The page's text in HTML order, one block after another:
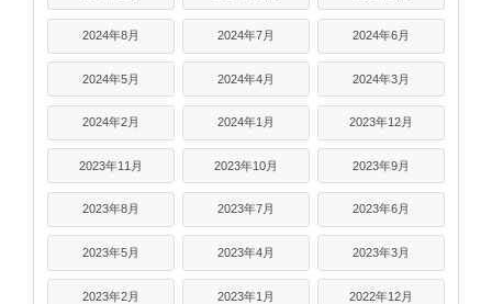
2024年8月 2024年7月 2024年6月
2024年5月 2024年4月 2024年3月
2024年2月 2024年1月 2023年12月
2023年11月 2023年10月 2023年9月
2023年8月 2023年7月 2023年6月
2023年5月 2023年4月 2023年3月
2023年2月 2023年1月 2022年12月